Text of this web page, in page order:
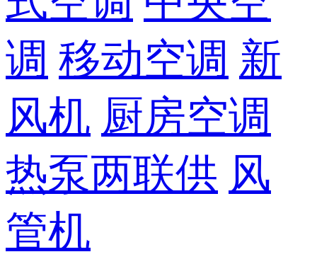
调 移动空调 新
风机 厨房空调
热泵两联供 风
管机